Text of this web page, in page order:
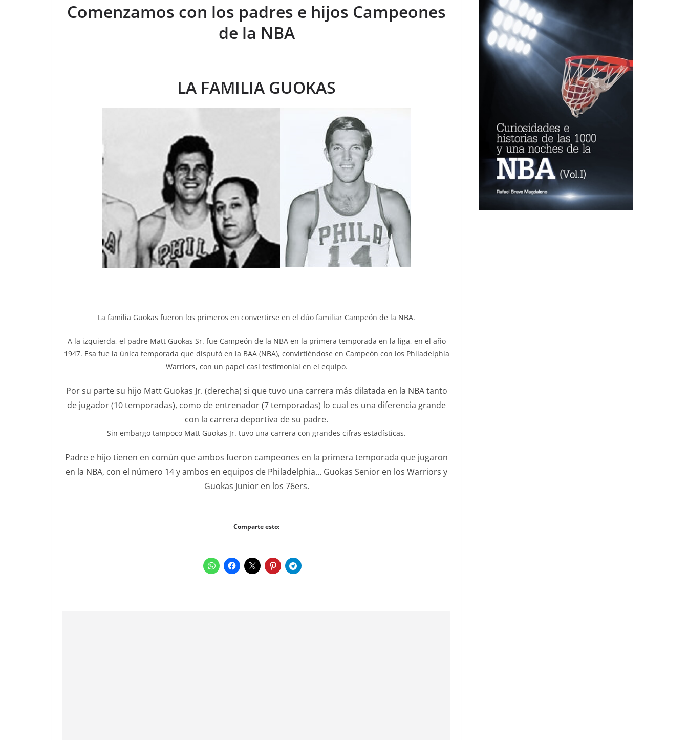
Comenzamos con los padres e hijos Campeones
de la NBA
LA FAMILIA GUOKAS
La familia Guokas fueron los primeros en convertirse en el dúo familiar Campeón de la NBA.
A la izquierda, el padre Matt Guokas Sr. fue Campeón de la NBA en la primera temporada en la liga, en el año
1947. Esa fue la única temporada que disputó en la BAA (NBA), convirtiéndose en Campeón con los Philadelphia
Warriors, con un papel casi testimonial en el equipo.
Por su parte su hijo Matt Guokas Jr. (derecha) si que tuvo una carrera más dilatada en la NBA tanto
de jugador (10 temporadas), como de entrenador (7 temporadas) lo cual es una diferencia grande
con la carrera deportiva de su padre.
Sin embargo tampoco Matt Guokas Jr. tuvo una carrera con grandes cifras estadísticas.
Padre e hijo tienen en común que ambos fueron campeones en la primera temporada que jugaron
en la NBA, con el número 14 y ambos en equipos de Philadelphia… Guokas Senior en los Warriors y
Guokas Junior en los 76ers.
Comparte esto: